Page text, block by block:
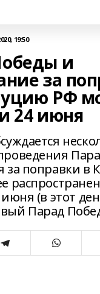
19:50
и
за
РФ
24 июня
за поправки в
(в этот
Парад